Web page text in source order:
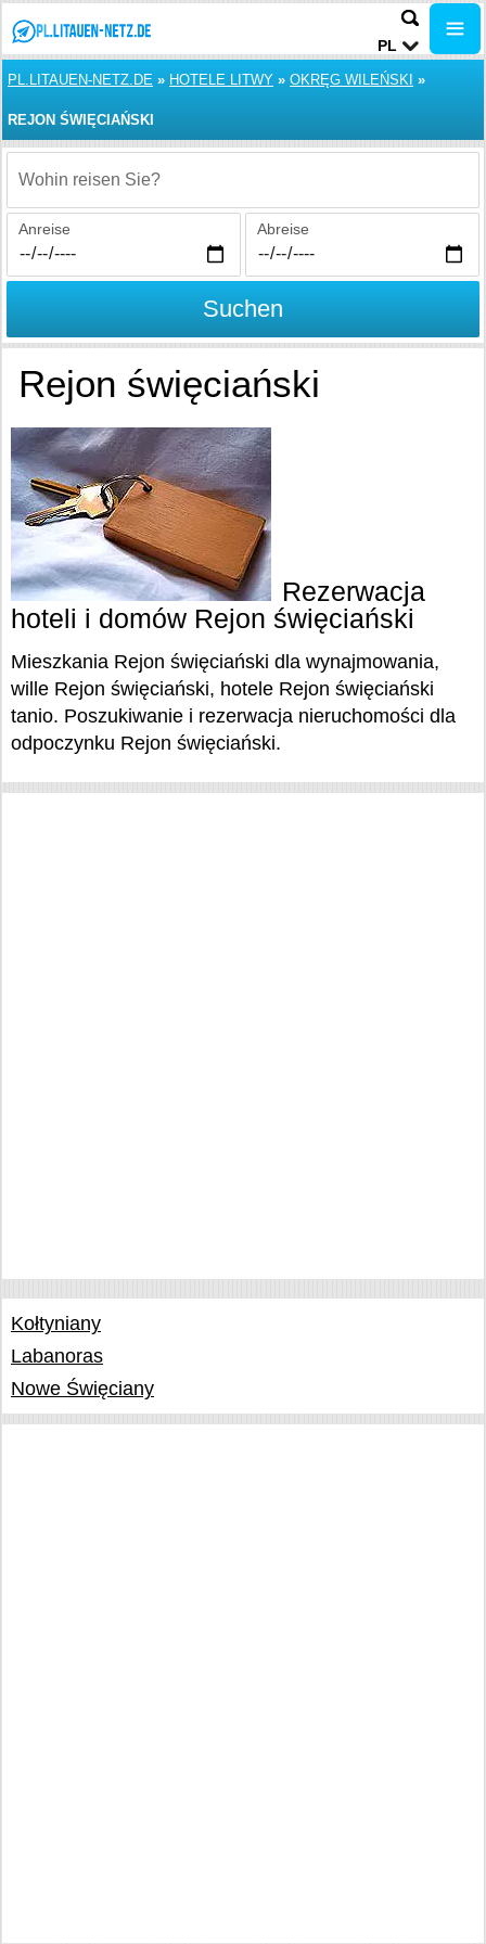
PL
PL.LITAUEN-NETZ.DE » HOTELE LITWY » OKRĘG WILEŃSKI »
REJON ŚWIĘCIAŃSKI
Wohin reisen Sie?
Anreise Abreise
Suchen
Rejon święciański
Rezerwacja
hoteli i domów Rejon święciański
Mieszkania Rejon święciański dla wynajmowania,
wille Rejon święciański, hotele Rejon święciański
tanio. Poszukiwanie i rezerwacja nieruchomości dla
odpoczynku Rejon święciański.
Kołtyniany
Labanoras
Nowe Święciany